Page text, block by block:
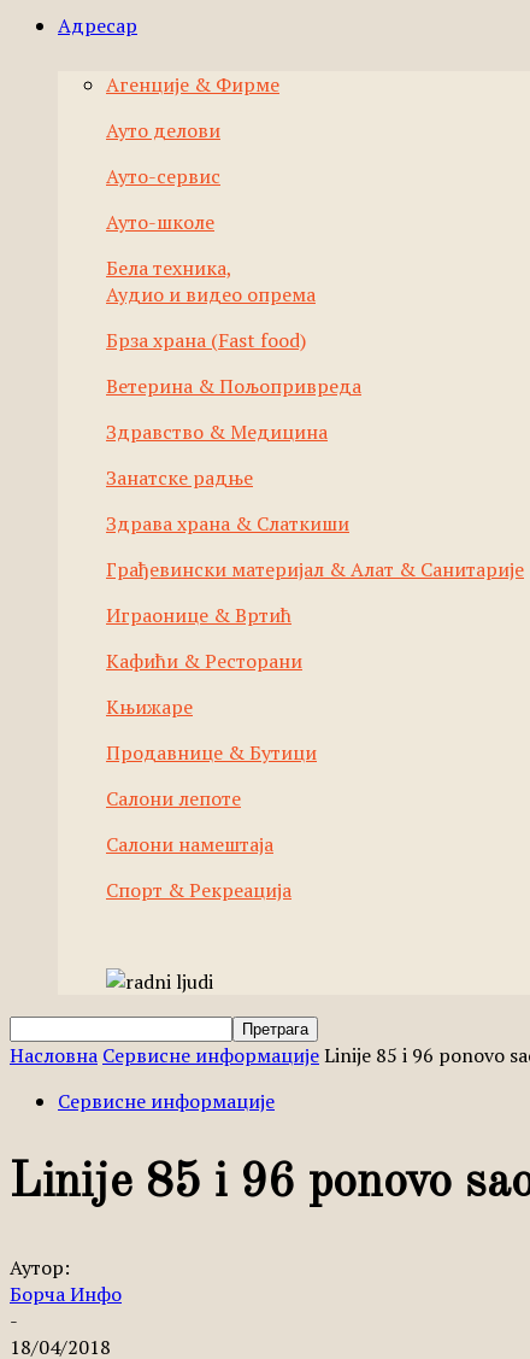
Адресар
Агенције & Фирме
Ауто делови
Ауто-сервис
Ауто-школе
Бела техника,
Аудио и видео опрема
Брза храна (Fast food)
Ветерина & Пољопривреда
Здравство & Медицина
Занатске радње
Здрава храна & Слаткиши
Грађевински материјал & Алат & Санитарије
Играонице & Вртић
Кафићи & Ресторани
Књижаре
Продавнице & Бутици
Салони лепоте
Салони намештаја
Спорт & Рекреација
Насловна Сервисне информацијеLinije 85 i 96 ponovo
Сервисне информације
Linije 85 i 96 ponovo
Аутор:
Борча Инфо
-
18/04/2018